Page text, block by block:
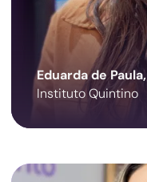
Eduarda de Paula,
Instituto Quintino